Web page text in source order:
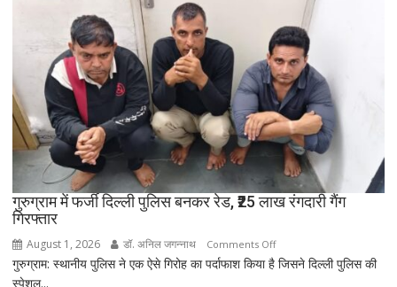
नहीं
आई
आत्मनिर्भर
बेटियां,
चिता
पर
अकेले
विदा
हो
वृद्धाश्रम
गुरुग्राम में फर्जी दिल्ली पुलिस बनकर रेड, ₹25 लाख रंगदारी गैंग
गिरफ्तार
August 1, 2026 डॉ. अनिल जगन्नाथ Comments Offon
गुरुग्राम
गुरुग्राम: स्थानीय पुलिस ने एक ऐसे गिरोह का पर्दाफाश किया है जिसने दिल्ली पुलिस की
स्पेशल...